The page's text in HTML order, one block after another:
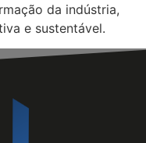
da indústria,
e sustentável.